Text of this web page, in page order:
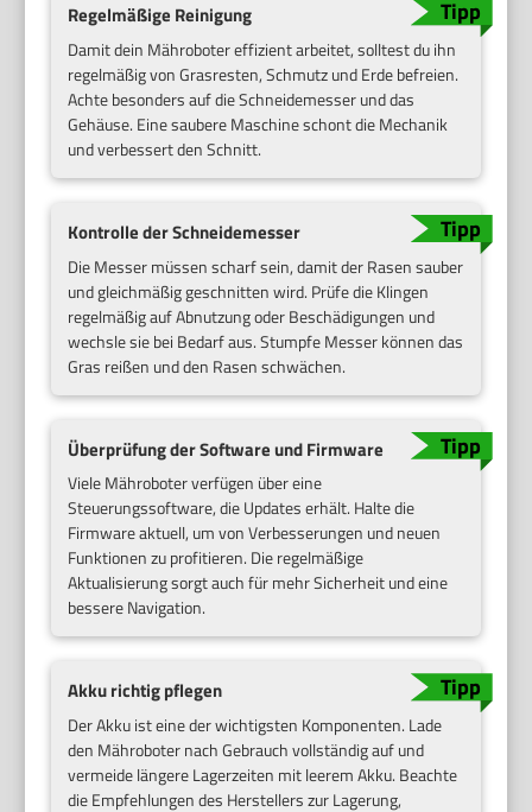
Regelmäßige Reinigung
Damit dein Mähroboter effizient arbeitet, solltest du ihn
regelmäßig von Grasresten, Schmutz und Erde befreien.
Achte besonders auf die Schneidemesser und das
Gehäuse. Eine saubere Maschine schont die Mechanik
und verbessert den Schnitt.
Kontrolle der Schneidemesser
Die Messer müssen scharf sein, damit der Rasen sauber
und gleichmäßig geschnitten wird. Prüfe die Klingen
regelmäßig auf Abnutzung oder Beschädigungen und
wechsle sie bei Bedarf aus. Stumpfe Messer können das
Gras reißen und den Rasen schwächen.
Überprüfung der Software und Firmware
Viele Mähroboter verfügen über eine
Steuerungssoftware, die Updates erhält. Halte die
Firmware aktuell, um von Verbesserungen und neuen
Funktionen zu profitieren. Die regelmäßige
Aktualisierung sorgt auch für mehr Sicherheit und eine
bessere Navigation.
Akku richtig pflegen
Der Akku ist eine der wichtigsten Komponenten. Lade
den Mähroboter nach Gebrauch vollständig auf und
vermeide längere Lagerzeiten mit leerem Akku. Beachte
die Empfehlungen des Herstellers zur Lagerung,